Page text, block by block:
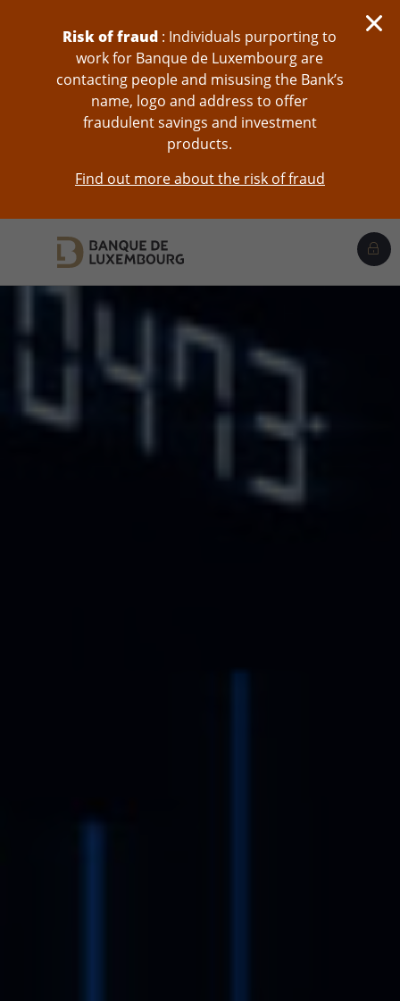
Risk of fraud : Individuals purporting to
work for Banque de Luxembourg are
contacting people and misusing the Bank’s
name, logo and address to offer
fraudulent savings and investment
products.
Find out more about the risk of fraud